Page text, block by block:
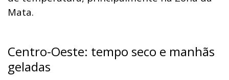
Mata.
Centro-Oeste: tempo seco e manhãs
geladas